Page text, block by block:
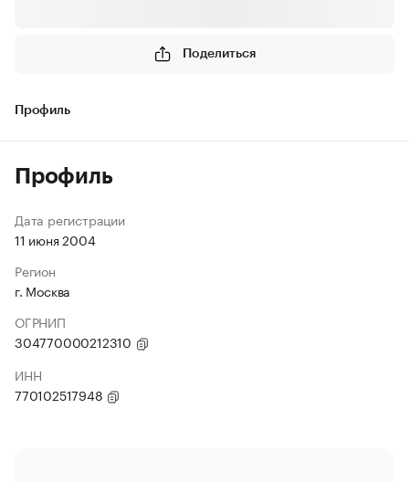
Поделиться
Профиль
Профиль
Дата регистрации
11 июня 2004
Регион
г. Москва
ОГРНИП
304770000212310
ИНН
770102517948